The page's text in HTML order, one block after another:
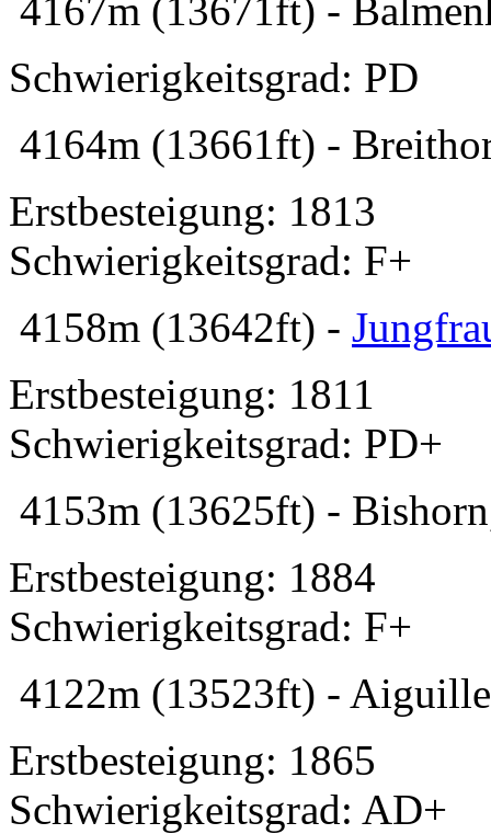
4167m (13671ft) -
Schwierigkeitsgrad: PD
4164m (13661ft) -
Erstbesteigung: 1813
Schwierigkeitsgrad: F+
4158m (13642ft) -
Erstbesteigung: 1811
Schwierigkeitsgrad: PD+
4153m (13625ft) -
Erstbesteigung: 1884
Schwierigkeitsgrad: F+
4122m (13523ft) -
Erstbesteigung: 1865
Schwierigkeitsgrad: AD+